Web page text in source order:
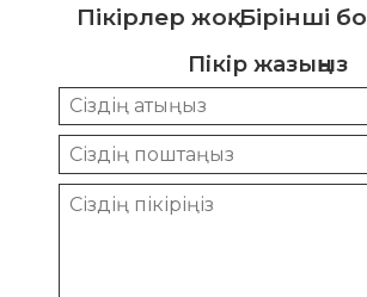
Пікірлер жоқ. Бірінші
Пікір жазыңыз